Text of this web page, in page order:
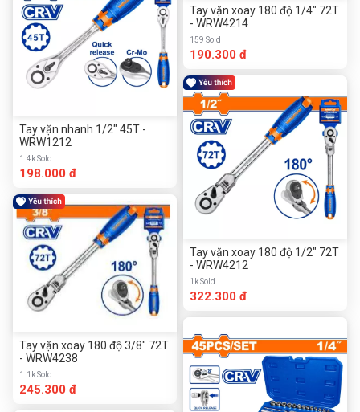
Tay vặn nhanh 1/2" 45T -
WRW1212
1.4k Sold
198.000 đ
Tay vặn xoay 180 độ 3/8" 72T
- WRW4238
1.1k Sold
245.300 đ
Tay vặn xoay 180 độ 1/4" 72T
- WRW4214
159 Sold
190.300 đ
Tay vặn xoay 180 độ 1/2" 72T
- WRW4212
1k Sold
322.300 đ